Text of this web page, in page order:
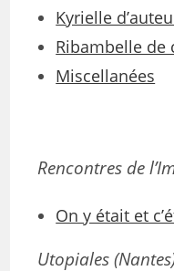
Kyrielle
Ribambelle de
Miscellanées
Rencontres de
On y était et
Utopiales